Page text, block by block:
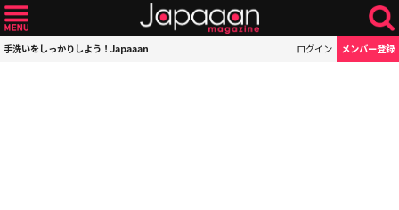
手洗いをしっかりしよう！Japaaan ログイン メンバー登録